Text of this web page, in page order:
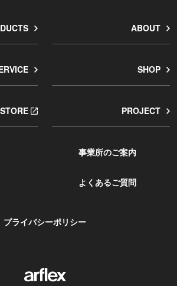
ABOUT
SHOP
PROJECT
事業所のご案内
よくあるご質問
プライバシーポリシー